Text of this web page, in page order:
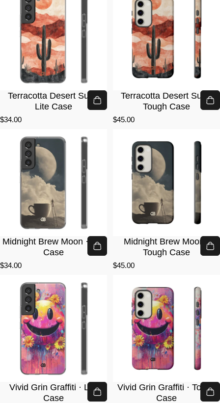
Terracotta Desert Sun ·
Lite Case
$34.00
Terracotta Desert Sun ·
Tough Case
$45.00
Midnight Brew Moon · Lite
Case
$34.00
Midnight Brew Moon ·
Tough Case
$45.00
Vivid Grin Graffiti · Lite
Case
Vivid Grin Graffiti · Tough
Case